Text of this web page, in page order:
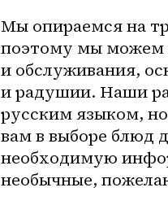
Мы опираемся на
поэтому мы можем
и обслуживания,
и радушии. Наши
русским языком,
вам в выборе блюд
необходимую
необычные,